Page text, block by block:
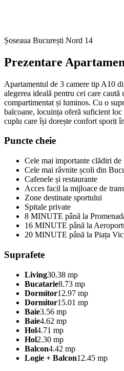
Șoseaua București Nord 14
Prezentare
Apartamentul de 3 camere tip A10
alegerea ideală pentru cei care
compartimentat și luminos. Cu o
balcoane, locuința oferă suficient
cuplu care își dorește confort sporit
Puncte cheie
Cele mai importante clădiri
Cele mai râvnite școli din
Cafenele și restaurante
Acces facil la mijloace de
Zone destinate sportului
Spitale private
8 MINUTE până la
16 MINUTE până la
20 MINUTE până la Piața
Suprafete
Living30.38 mp
Bucatarie8.73 mp
Dormitor12.97 mp
Dormitor15.01 mp
Baie3.56 mp
Baie4.62 mp
Hol4.71 mp
Hol2.30 mp
Balcon4.42 mp
Logie + Balcon12.45 mp